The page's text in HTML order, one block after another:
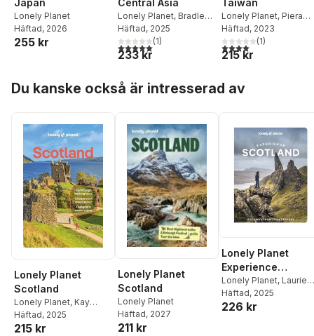
Japan
Lonely Planet
Häftad, 2026
255 kr
Central Asia
Lonely Planet, Bradley
Mayhew,Mark Elliott
Anna Kaminski
Stephen Lioy
Häftad, 2025
5,0utav 5 stjärnor. Totalt antal röster:
(1)
233 kr
Taiwan
Lonely Planet, Piera
Chen,Dinah Gardner
Häftad, 2023
4,0utav 5 stjärnor.
(1)
215 kr
Du kanske också är intresserad av
Lonely Planet
Scotland
Lonely Planet, Kay
Gillespie,Joseph
Reaney
Häftad, 2025
215 kr
Lonely Planet
Scotland
Lonely Planet
Häftad, 2027
211 kr
Lonely Planet
Experience
Scotland
Lonely Planet, Laurie
Goodlad,Susanne
Arbuckle
Häftad, 2025
226 kr